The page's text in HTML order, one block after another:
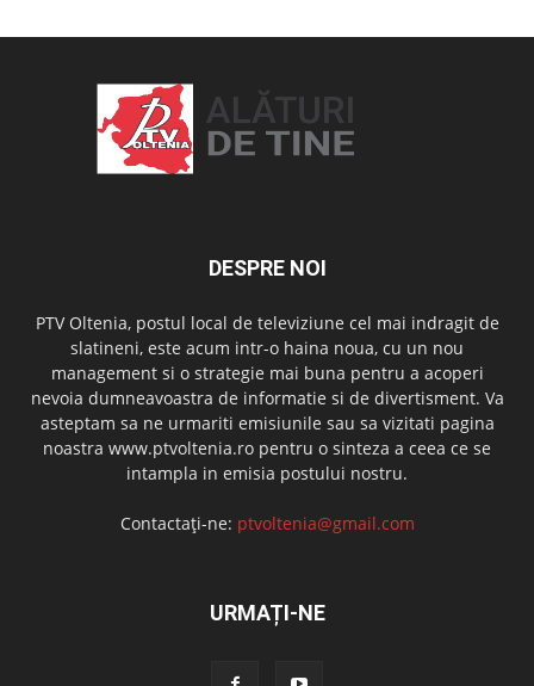
DESPRE NOI
PTV Oltenia, postul local de televiziune cel mai indragit de
slatineni, este acum intr-o haina noua, cu un nou
management si o strategie mai buna pentru a acoperi
nevoia dumneavoastra de informatie si de divertisment. Va
asteptam sa ne urmariti emisiunile sau sa vizitati pagina
noastra www.ptvoltenia.ro pentru o sinteza a ceea ce se
intampla in emisia postului nostru.
Contactați-ne: ptvoltenia@gmail.com
URMAȚI-NE